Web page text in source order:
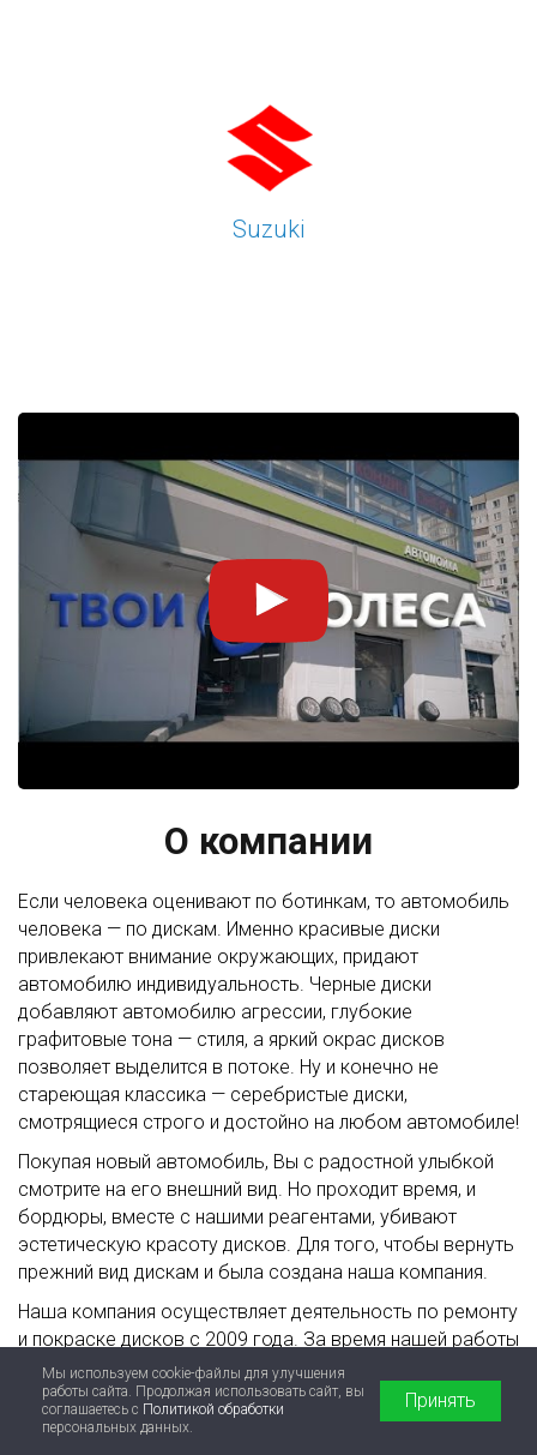
Suzuki
О компании
Если человека оценивают по ботинкам, то автомобиль
человека — по дискам. Именно красивые диски
привлекают внимание окружающих, придают
автомобилю индивидуальность. Черные диски
добавляют автомобилю агрессии, глубокие
графитовые тона — стиля, а яркий окрас дисков
позволяет выделится в потоке. Ну и конечно не
стареющая классика — серебристые диски,
смотрящиеся строго и достойно на любом автомобиле!
Покупая новый автомобиль, Вы с радостной улыбкой
смотрите на его внешний вид. Но проходит время, и
бордюры, вместе с нашими реагентами, убивают
эстетическую красоту дисков. Для того, чтобы вернуть
прежний вид дискам и была создана наша компания.
Наша компания осуществляет деятельность по ремонту
и покраске дисков с 2009 года. За время нашей работы
совместно с нашими партнерами — компанией Michelin
были внедрены европейские стандарты качества
оказания услуг.
Мы используем cookie-файлы для улучшения
работы сайта. Продолжая использовать сайт, вы
соглашаетесь с Политикой обработки
персональных данных.
Принять